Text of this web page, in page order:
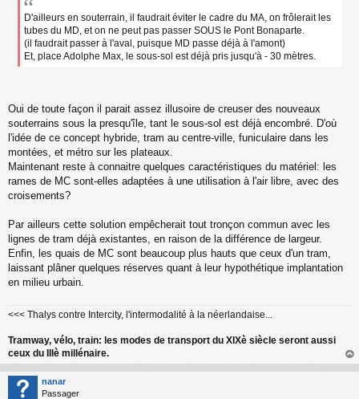
D'ailleurs en souterrain, il faudrait éviter le cadre du MA, on frôlerait les
tubes du MD, et on ne peut pas passer SOUS le Pont Bonaparte.
(il faudrait passer à l'aval, puisque MD passe déjà à l'amont)
Et, place Adolphe Max, le sous-sol est déjà pris jusqu'à - 30 mètres.
Oui de toute façon il parait assez illusoire de creuser des nouveaux
souterrains sous la presqu'île, tant le sous-sol est déjà encombré. D'où
l'idée de ce concept hybride, tram au centre-ville, funiculaire dans les
montées, et métro sur les plateaux.
Maintenant reste à connaitre quelques caractéristiques du matériel: les
rames de MC sont-elles adaptées à une utilisation à l'air libre, avec des
croisements?
Par ailleurs cette solution empêcherait tout tronçon commun avec les
lignes de tram déjà existantes, en raison de la différence de largeur.
Enfin, les quais de MC sont beaucoup plus hauts que ceux d'un tram,
laissant plâner quelques réserves quant à leur hypothétique implantation
en milieu urbain.
<<< Thalys contre Intercity, l'intermodalité à la néerlandaise...
Tramway, vélo, train: les modes de transport du XIXè siècle seront aussi
ceux du IIIè millénaire.
au
nanar
Passager